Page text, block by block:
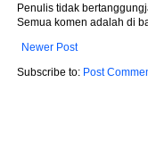
Penulis tidak
Semua komen adalah di
Newer Post
Subscribe to: Post